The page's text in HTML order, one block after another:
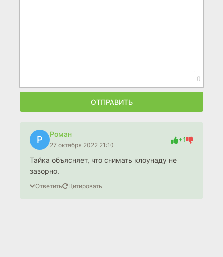
0
ОТПРАВИТЬ
Р
Роман
27 октября 2022 21:10
+1
Тайка объясняет, что снимать клоунаду не
зазорно.
Ответить Цитировать